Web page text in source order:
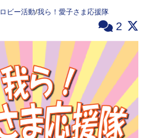
ロビー活動/我ら！愛子さま応援隊
2